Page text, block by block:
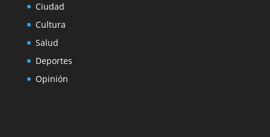
Ciudad
Cultura
Salud
Deportes
Opinión